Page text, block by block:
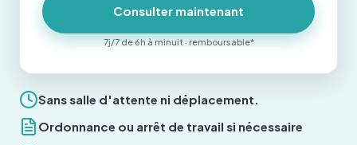
Sans salle d'attente ni déplacement.
Ordonnance ou arrêt de travail si nécessaire
Consulter maintenant
7j/7 de 6h à minuit · remboursable*